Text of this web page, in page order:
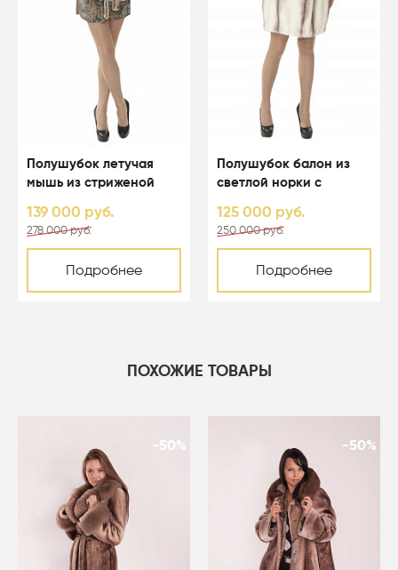
Полушубок летучая
мышь из стриженой
капюшоном - 01164
139 000 руб.
278 000 руб.
Подробнее
Полушубок балон из
светлой норки с
125 000 руб.
250 000 руб.
Подробнее
ПОХОЖИЕ ТОВАРЫ
-50% -50%